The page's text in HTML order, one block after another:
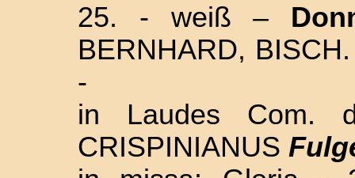
25. - weiß –
BERNHARD,
-
in Laudes Com.
CRISPINIANUS